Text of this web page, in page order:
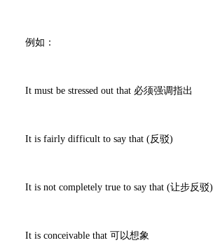
例如：
It must be stressed out that 必须强调指出
It is fairly difficult to say that (反驳)
It is not completely true to say that (让步反驳)
It is conceivable that 可以想象